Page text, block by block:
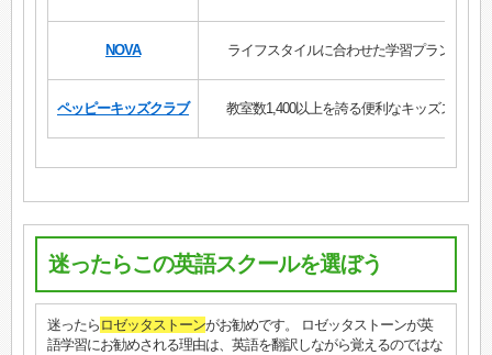
NOVA ライフスタイルに合わせた学習プランが魅力
ペッピーキッズクラブ 教室数1,400以上を誇る便利なキッズスクール
迷ったらこの英語スクールを選ぼう
迷ったら ロゼッタストーンがお勧めです。 ロゼッタストーンが英
語学習にお勧めされる理由は、英語を翻訳しながら覚えるのではな